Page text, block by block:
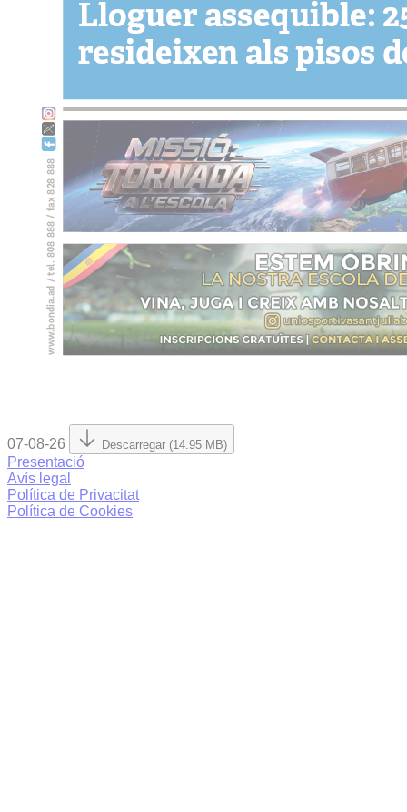
07-08-26 Descarregar (14.95 MB)
Presentació
Avís legal
Política de Privacitat
Política de Cookies